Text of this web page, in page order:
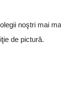
noştri mai
de pictură.